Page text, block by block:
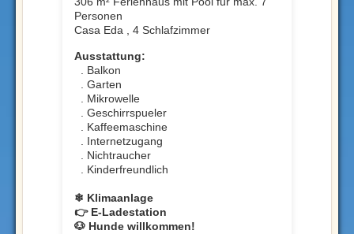
Personen
Casa Eda , 4 Schlafzimmer
Ausstattung:
. Balkon
. Garten
. Mikrowelle
. Geschirrspueler
. Kaffeemaschine
. Internetzugang
. Nichtraucher
. Kinderfreundlich
❄ Klimaanlage
👉 E-Ladestation
🐶 Hunde willkommen!